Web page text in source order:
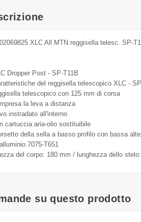
XLC All MTN reggisella telesc. SP-
Dropper Post - SP-T11B
del reggisella telescopico XLC -
telescopico con 125 mm di corsa
la leva a distanza
instradato all'interno
cartuccia aria-olio sostituibile
della sella a basso profilo con bassa
7075-T651
del corpo: 180 mm / lunghezza dello
su questo prodotto